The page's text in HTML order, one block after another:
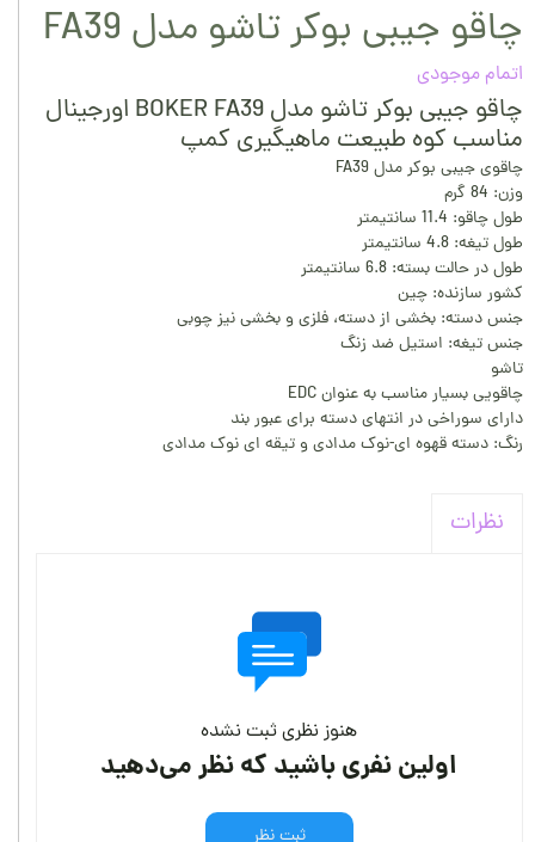
چاقو جیبی بوکر تاشو مدل FA39
اتمام موجودی
چاقو جیبی بوکر تاشو مدل BOKER FA39 اورجینال
مناسب کوه طبیعت ماهیگیری کمپ
چاقوی جیبی بوکر مدل FA39
وزن: 84 گرم
طول چاقو: 11.4 سانتیمتر
طول تیغه: 4.8 سانتیمتر
طول در حالت بسته: 6.8 سانتیمتر
کشور سازنده: چین
جنس دسته: بخشی از دسته، فلزی و بخشی نیز چوبی
جنس تیغه: استیل ضد زنگ
تاشو
چاقویی بسیار مناسب به عنوان EDC
دارای سوراخی در انتهای دسته برای عبور بند
رنگ: دسته قهوه ای-نوک مدادی و تیقه ای نوک مدادی
نظرات
هنوز نظری ثبت نشده
اولین نفری باشید که نظر می‌دهید
ثبت نظر